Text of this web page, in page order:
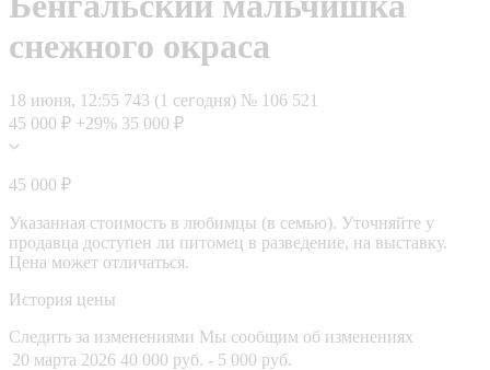
снежного окраса
18 июня, 12:55 743 (1 сегодня) № 106 521
45 000 ₽ +29% 35 000 ₽
45 000 ₽
Указанная стоимость в любимцы (в семью). Уточняйте у
продавца доступен ли питомец в разведение, на выставку.
Цена может отличаться.
История цены
Следить за изменениями Мы сообщим об изменениях
20 марта 2026 40 000 руб. - 5 000 руб.